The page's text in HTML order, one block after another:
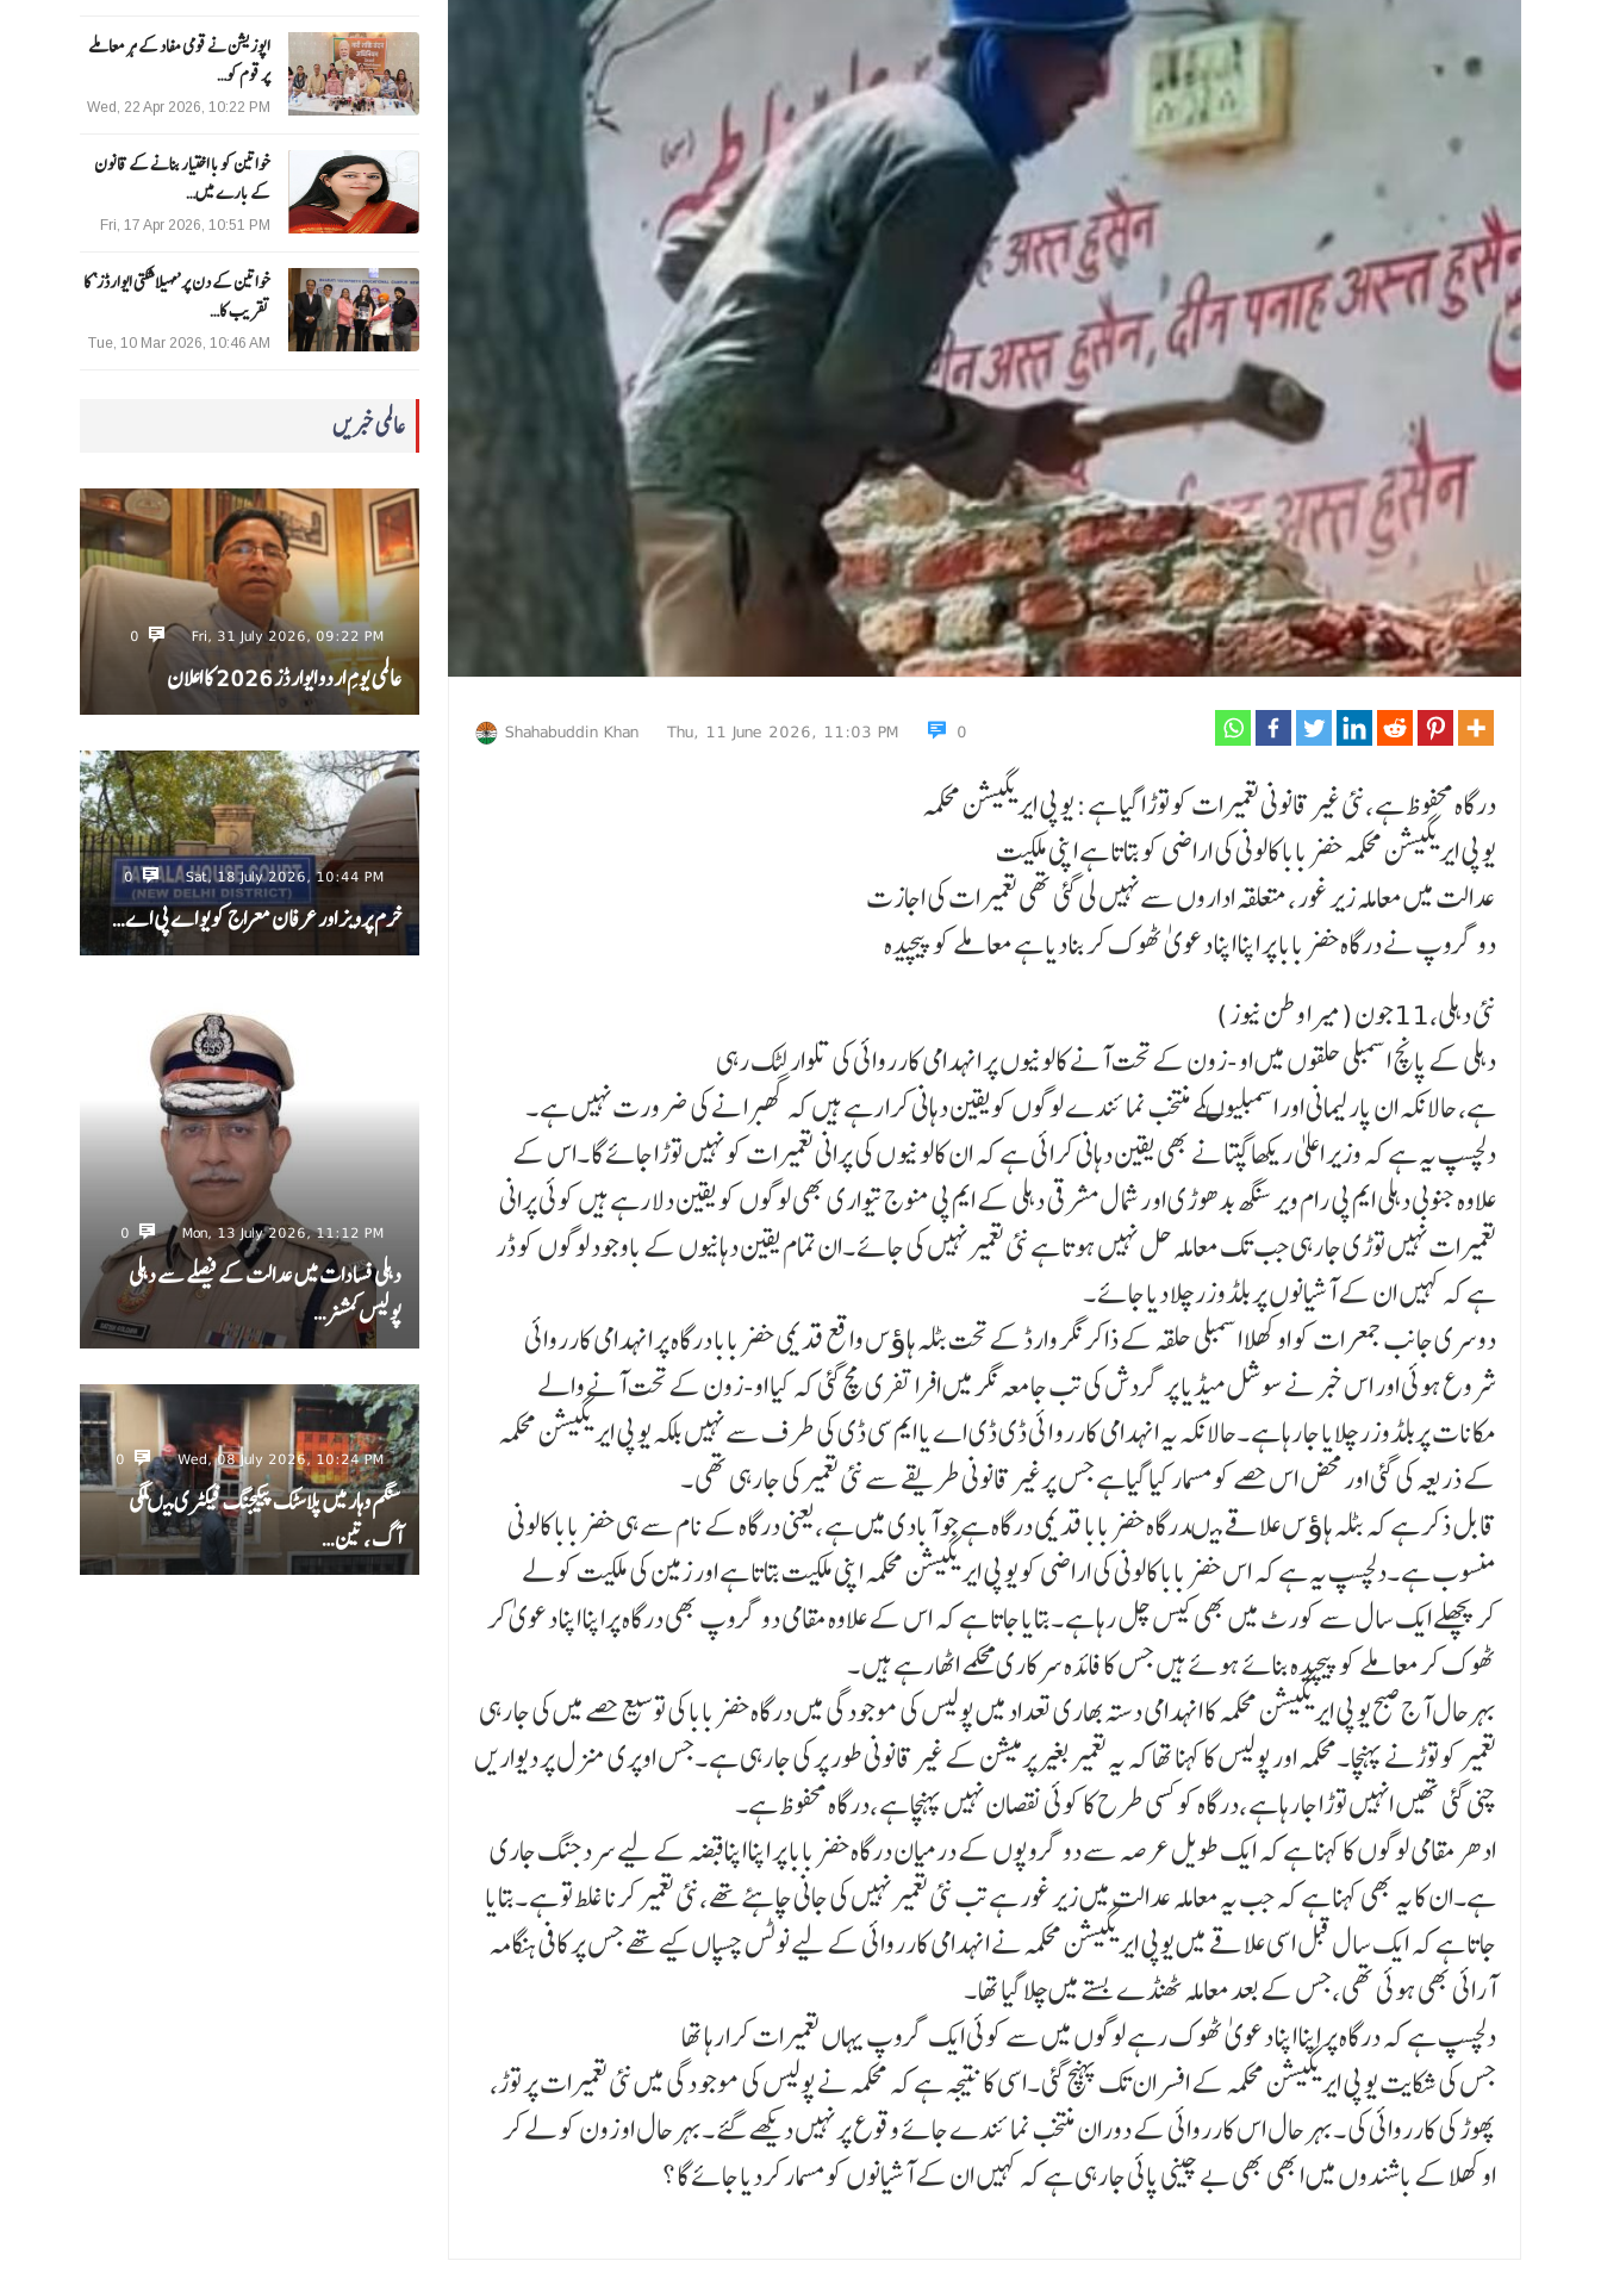
اپوزیشن نے قومی مفاد کے ہر معاملے
پر قوم کو…
Wed, 22 Apr 2026, 10:22 PM
خواتین کو با اختیار بنانے کے قانون
کے بارے میں…
Fri, 17 Apr 2026, 10:51 PM
خواتین کے دن پر ’مہیلا شکتی ایوارڈز‘ کا
تقریب کا…
Tue, 10 Mar 2026, 10:46 AM
عالمی خبریں
Fri, 31 July 2026, 09:22 PM
0
عالمی یومِ اردو ایوارڈز 2026 کا اعلان
Sat, 18 July 2026, 10:44 PM
0
خرم پرویز اور عرفان معراج کو یو اے پی اے…
Mon, 13 July 2026, 11:12 PM
0
دہلی فسادات میں عدالت کے فیصلے سے دہلی
پولیس کمشنر…
Wed, 08 July 2026, 10:24 PM
0
سنگم وہار میں پلاسٹک پیکیجنگ فیکٹری میںلگی
آگ ، تین…
Shahabuddin Khan Thu, 11 June 2026, 11:03 PM 0
درگاہ محفوظ ہے ،نئی غیر قانونی تعمیرات کو توڑا گیا ہے : یو پی ایریگیشن محکمہ
یو پی ایریگیشن محکمہ خضر بابا کالونی کی اراضی کو بتاتا ہے اپنی ملکیت
عدالت میں معاملہ زیر غور ،متعلقہ اداروں سے نہیں لی گئی تھی تعمیر ات کی اجازت
دو گروپ نے درگاہ خضر بابا پر اپنا اپنا دعویٰ ٹھوک کر بنا دیا ہے معاملے کو پیچیدہ
نئی دہلی،11جون (میرا وطن نیوز )
دہلی کے پانچ اسمبلی حلقوں میں او -زون کے تحت آنے کالونیوں پر انہدامی کارروائی کی تلوار لٹک رہی
ہے، حالانکہ ان پارلیمانی اور اسمبلیوںکے منتخب نمائندے لوگوں کویقین دہانی کرا رہے ہیں کہ گھبرا نے کی ضر ورت نہیں ہے ۔
دلچسپ یہ ہے کہ وزیر اعلیٰ ریکھا گپتا نے بھی یقین دہانی کرائی ہے کہ ان کالو نیو ں کی پرانی تعمیرات کو نہیں توڑا جائے گا ۔اس کے
علاوہ جنوبی دہلی ایم پی رام ویر سنگھ بدھوڑی او ر شما ل مشر قی دہلی کے ایم پی منوج تیواری بھی لوگوں کو یقین دلا رہے ہیں کوئی پرانی
تعمیرات نہیں توڑی جا رہی جب تک معاملہ حل نہیں ہوتا ہے نئی تعمیر نہیں کی جائے ۔ان تمام یقین دہانیوں کے باوجود لوگوں کو ڈر
ہے کہ کہیں ان کے آشیانوں پر بلڈوزر چلا دیا جائے ۔
دوسری جانب جمعرات کو اوکھلا اسمبلی حلقہ کے ذاکر نگر وارڈ کے تحت بٹلہ ہاﺅس واقع قدیمی خضر بابا درگاہ پر انہدامی کارروائی
شروع ہوئی اور اس خبر نے سوشل میڈیا پر گردش کی تب جامعہ نگر میں افرا تفری مچ گئی کہ کیا او-زون کے تحت آنے والے
مکانات پربلڈوزر چلایا جا رہا ہے ۔حالانکہ یہ انہدامی کاررو ا ئی ڈی ڈی اے یا ایم سی ڈی کی طرف سے نہیں بلکہ یو پی ایر یگیشن محکمہ
کے ذریعہ کی گئی اور محض اس حصے کو مسمار کیا گیاہے جس پرغیر قانونی طریقے سے نئی تعمیر کی جا رہی تھی ۔
قابل ذکر ہے کہ بٹلہ ہاﺅس علاقے میںدرگاہ خضر بابا قدیمی درگاہ ہے جو آبادی میں ہے ،یعنی درگاہ کے نام سے ہی خضر بابا کالونی
منسوب ہے ۔دلچسپ یہ ہے کہ اس خضر بابا کالونی کی اراضی کو یو پی ایر یگیشن محکمہ اپنی ملکیت بتاتا ہے اور زمین کی ملکیت کو لے
کرپچھلے ایک سال سے کورٹ میں بھی کیس چل رہا ہے ۔بتایا جاتا ہے کہ اس کے علاوہ مقامی دو گروپ بھی درگاہ پراپنا اپنا دعویٰ کر
ٹھوک کر معاملے کو پیچیدہ بنائے ہوئے ہیں جس کا فائدہ سرکاری محکمے اٹھا رہے ہیں ۔
بہرحال آج صبح یو پی ایریگیشن محکمہ کا انہدامی دستہ بھاری تعداد میں پولیس کی موجودگی میں درگاہ خضر بابا کی توسیع حصے میں کی جا رہی
تعمیر کو توڑنے پہنچا ۔محکمہ اور پولیس کا کہنا تھا کہ یہ تعمیر بغیر پرمیشن کے غیر قانونی طور پر کی جا رہی ہے ۔جس اوپری منزل پر دیواریں
چنی گئی تھیں انہیں توڑا جا رہا ہے ،درگاہ کو کسی طرح کا کوئی نقصان نہیں پہنچا ہے ،درگاہ محفوظ ہے۔
ادھر مقامی لوگوں کا کہنا ہے کہ ایک طویل عرصہ سے دو گروپوں کے درمیان درگاہ خضر بابا پر اپنا اپناقبضہ کے لیے سرد جنگ جاری
ہے۔ان کا یہ بھی کہنا ہے کہ جب یہ معاملہ عدالت میں زیر غور ہے تب نئی تعمیر نہیں کی جانی چاہئے تھے ،نئی تعمیر کرنا غلط تو ہے ۔بتایا
جاتا ہے کہ ایک سال قبل اسی علاقے میں یوپی ایریگیشن محکمہ نے انہدامی کارروائی کے لیے نوٹس چسپاں کیے تھے جس پر کافی ہنگامہ
آرائی بھی ہوئی تھی ،جس کے بعد معاملہ ٹھنڈے بستے میں چلا گیا تھا ۔
دلچسپ ہے کہ درگاہ پر اپنا اپنا دعویٰ ٹھوک رہے لوگوں میں سے کوئی ایک گروپ یہاں تعمیرات کرا رہا تھا
،جس کی شکایت یو پی ایریگیشن محکمہ کے افسران تک پہنچ گئی ۔اسی کا نتیجہ ہے کہ محکمہ نے پولیس کی موجو دگی میں نئی تعمیرات پر توڑ
پھوڑ کی کارروائی کی ۔بہر حال اس کارروائی کے دوران منتخب نمائندے جائے وقوع پر نہیں دیکھے گئے ۔بہر حال او زون کو لے کر
اوکھلا کے باشندوں میں ابھی بھی بے چینی پائی جا رہی ہے کہ کہیں ان کے آشیانوں کو مسمار کردیا جائے گا ؟